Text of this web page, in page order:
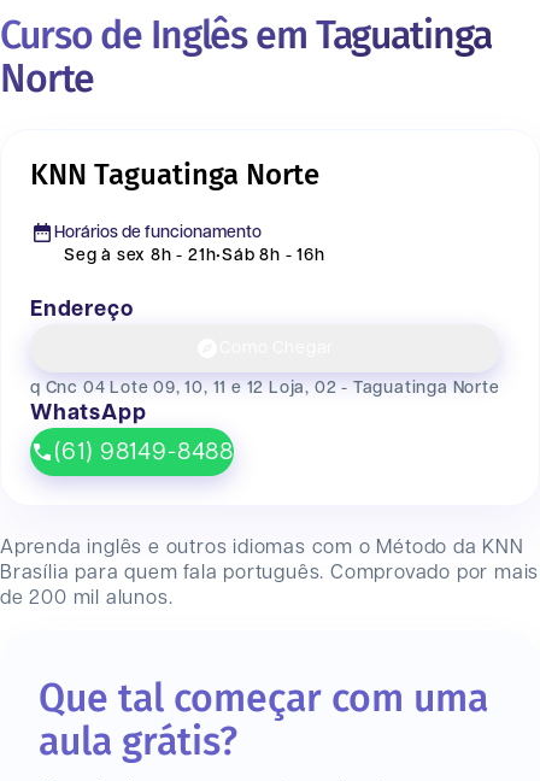
Curso de Inglês em Taguatinga
Norte
Aprenda inglês e outros idiomas com o Método da KNN
Brasília para quem fala português. Comprovado por mais
de 200 mil alunos.
KNN Taguatinga Norte
Horários de funcionamento
Seg à sex 8h - 21h•Sáb 8h - 16h
Endereço
q Cnc 04 Lote 09, 10, 11 e 12 Loja, 02 - Taguatinga Norte
WhatsApp
(61) 98149-8488
Que tal começar com uma
aula grátis?